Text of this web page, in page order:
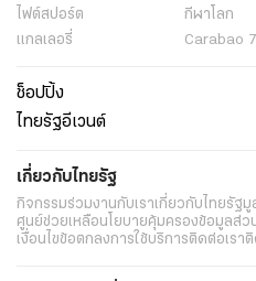
ไฟต์สปอร์ต
กีฬาโลก
แกลเลอรี่
Carabao
ช็อปปิ้ง
ไทยรัฐอีเวนต์
เกี่ยวกับไทยรัฐ
กิจกรรมร่วมงานกับเราเกี่ยวกับไทยรัฐมู
ศูนย์ช่วยเหลือนโยบายคุ้มครองข้อมูลส่ว
เงื่อนไขข้อตกลงการใช้บริการติดต่อเรา